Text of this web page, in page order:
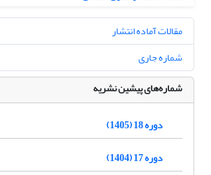
مقالات آماده انتشار
شماره جاری
شماره‌های پیشین نشریه
دوره 18 (1405)
دوره 17 (1404)